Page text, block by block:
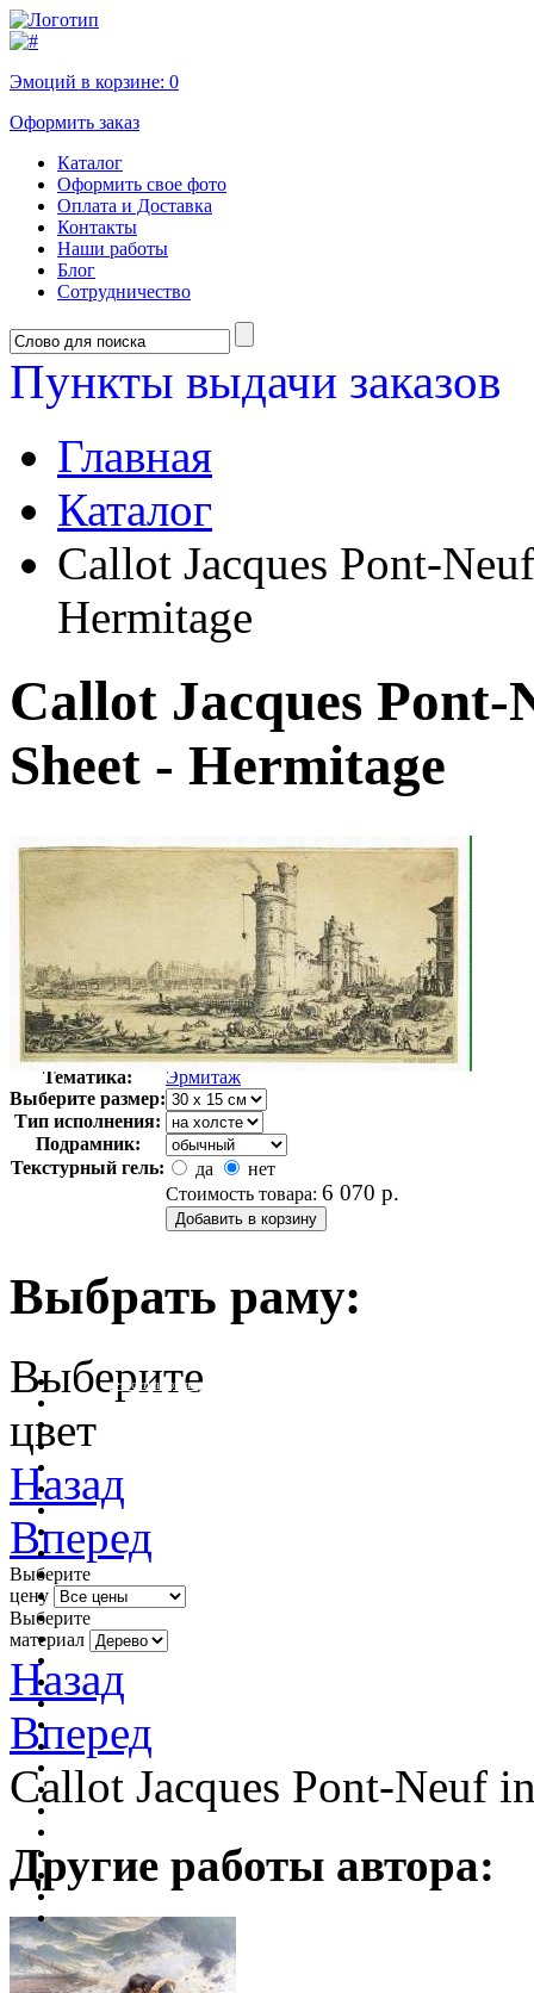
Эмоций в корзине: 0
Оформить заказ
Каталог
Оформить свое фото
Оплата и Доставка
Контакты
Наши работы
Блог
Сотрудничество
Пункты выдачи заказов
Главная
Каталог
Callot Jacques Pont-
Hermitage
Callot Jacques Pont-
Sheet - Hermitage
Автор:
Неизвестно
Арт-стиль
Русская живопись XIX века
Тематика:
Эрмитаж
Выберите размер:
Тип исполнения:
Подрамник:
Текстурный гель:
да
нет
Стоимость товара: 6 070 р.
Выбрать раму:
очистить фильтр цвета
Выберите
цвет
Назад
Вперед
Выберите
цену
Выберите
материал
Назад
Вперед
Callot Jacques Pont-Neuf
Другие работы автора: